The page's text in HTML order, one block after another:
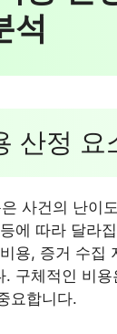
석
산정 요
사건의 난이
에 따라 달라
용, 증거 수집
. 구체적인 비
요합니다.